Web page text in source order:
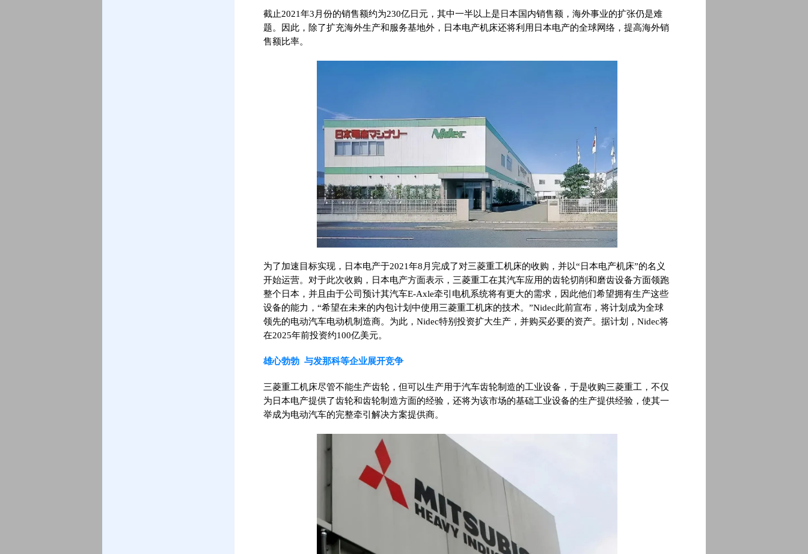
截止2021年3月份的销售额约为230亿日元，其中一半以上是日本国内销售额，海外事业的扩张仍是难
题。因此，除了扩充海外生产和服务基地外，日本电产机床还将利用日本电产的全球网络，提高海外销
售额比率。
为了加速目标实现，日本电产于2021年8月完成了对三菱重工机床的收购，并以“日本电产机床”的名义
开始运营。 对于此次收购，日本电产方面表示，三菱重工在其汽车应用的齿轮切削和磨齿设备方面领跑
整个日本，并且由于公司预计其汽车E-Axle牵引电机系统将有更大的需求，因此他们希望拥有生产这些
设备的能力，“希望在未来的内包计划中使用三菱重工机床的技术。”Nidec此前宣布，将计划成为全球
领先的电动汽车电动机制造商。为此，Nidec特别投资扩大生产，并购买必要的资产。据计划，Nidec将
在2025年前投资约100亿美元。
雄心勃勃 与发那科等企业展开竞争
三菱重工机床尽管不能生产齿轮，但可以生产用于汽车齿轮制造的工业设备，于是收购三菱重工，不仅
为日本电产提供了齿轮和齿轮制造方面的经验，还将为该市场的基础工业设备的生产提供经验，使其一
举成为电动汽车的完整牵引解决方案提供商。